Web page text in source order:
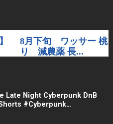
Late Night Cyberpunk DnB
#ElectronicMusic